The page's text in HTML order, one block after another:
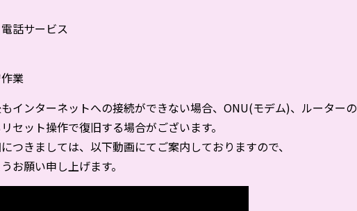
話サービス
業
インターネットへの接続ができない場合、ONU(モデム)、ルーターの
セット操作で復旧する場合がございます。
つきましては、以下動画にてご案内しておりますので、
お願い申し上げます。